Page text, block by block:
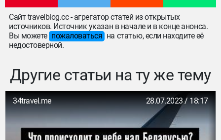
Сайт travelblog.cc - агрегатор статей из открытых
источников. Источник указан в начале и в конце анонса.
Вы можете пожаловаться на статью, если находите её
недостоверной.
Другие статьи на ту же тему
34travel.me 28.07.2023 / 18:17